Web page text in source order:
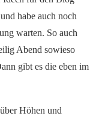
habe auch noch
warten. So auch
Abend sowieso
gibt es die eben im
Höhen und